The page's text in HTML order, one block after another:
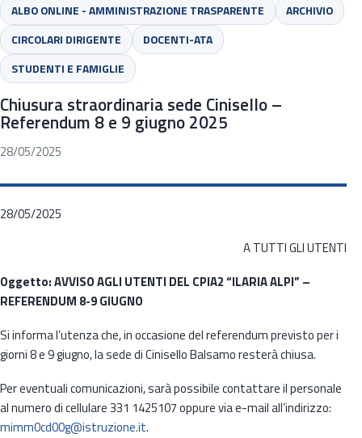
ALBO ONLINE - AMMINISTRAZIONE TRASPARENTE
ARCHIVIO
CIRCOLARI DIRIGENTE
DOCENTI-ATA
STUDENTI E FAMIGLIE
Chiusura straordinaria sede Cinisello –
Referendum 8 e 9 giugno 2025
28/05/2025
28/05/2025
A TUTTI GLI UTENTI
Oggetto: AVVISO AGLI UTENTI DEL CPIA2 “ILARIA ALPI” –
REFERENDUM 8-9 GIUGNO
Si informa l’utenza che, in occasione del referendum previsto per i
giorni 8 e 9 giugno, la sede di Cinisello Balsamo resterà chiusa.
Per eventuali comunicazioni, sarà possibile contattare il personale
al numero di cellulare 331 1425107 oppure via e-mail all’indirizzo:
mimm0cd00g@istruzione.it.